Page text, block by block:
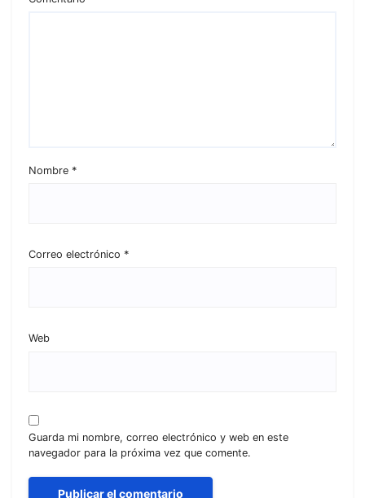
Nombre *
Correo electrónico *
Web
Guarda mi nombre, correo electrónico y web en este
navegador para la próxima vez que comente.